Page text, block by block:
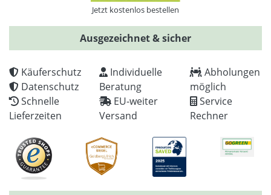
Jetzt kostenlos bestellen
Ausgezeichnet & sicher
Käuferschutz
Datenschutz
Schnelle
Lieferzeiten
Individuelle
Beratung
EU-weiter
Versand
Abholungen
möglich
Service
Rechner